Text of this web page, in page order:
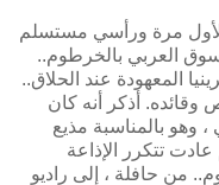
لأول مرة ورأسي مستسلم
العربي بالخرطوم..
المعهودة عند الحلاق..
وقائده. أذكر أنه كان
، وهو بالمناسبة مذيع
تتكرر الإذاعة
من حافلة ، إلى راديو